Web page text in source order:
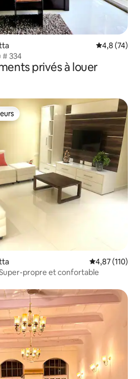
Note
4,8 (74)
# 334
privés à louer
Note
4,87 (110)
propre et confortable